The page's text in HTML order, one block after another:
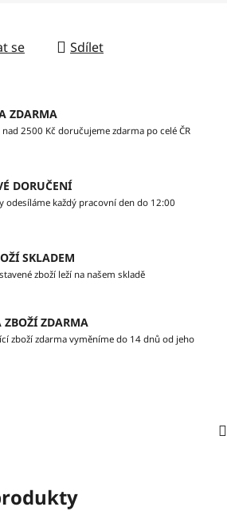
se Sdílet
ZDARMA
2500 Kč doručujeme zdarma po celé ČR
DORUČENÍ
odesíláme každý pracovní den do 12:00
SKLADEM
zboží leží na našem skladě
ZBOŽÍ ZDARMA
zboží zdarma vyměníme do 14 dnů od jeho